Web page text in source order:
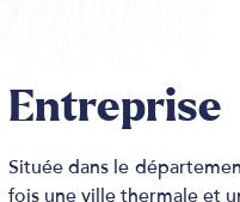
Entreprise
Située dans le
fois une ville thermale et